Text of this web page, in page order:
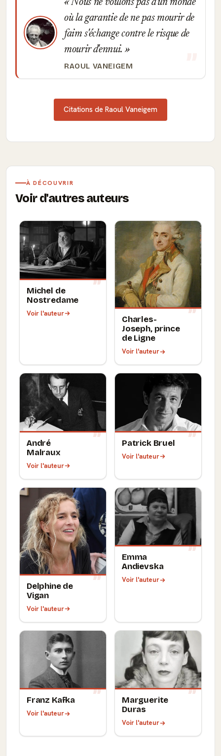
Nous ne voulons pas d'un monde
où la garantie de ne pas mourir de
faim s'échange contre le risque de
mourir d'ennui.
RAOUL VANEIGEM
Citations de Raoul Vaneigem
À DÉCOUVRIR
Voir d'autres auteurs
Michel de
Nostredame
Voir l'auteur
Charles-
Joseph, prince
de Ligne
Voir l'auteur
André
Malraux
Voir l'auteur
Patrick Bruel
Voir l'auteur
Delphine de
Vigan
Voir l'auteur
Emma
Andievska
Voir l'auteur
Franz Kafka
Voir l'auteur
Marguerite
Duras
Voir l'auteur